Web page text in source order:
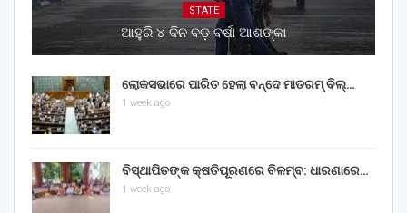
STATE
ଆହୁରି ୪ ଦିନ ବଡ଼ ବର୍ଷା ଆଶଙ୍କା
ଲୋକସଭାରେ ପାରିତ ହେଲା ବନ୍ଦେ ମାତରମ୍‌ ବିଲ୍‌…
1 week ago
ବିସ୍ଥାପିତଙ୍କ କ୍ଷତିପୂରଣରେ ବିଳମ୍ବ: ଧାରଣାରେ…
1 week ago